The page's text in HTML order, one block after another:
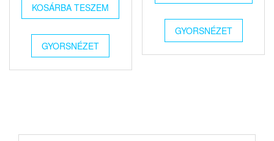
KOSÁRBA TESZEM
GYORSNÉZET
GYORSNÉZET